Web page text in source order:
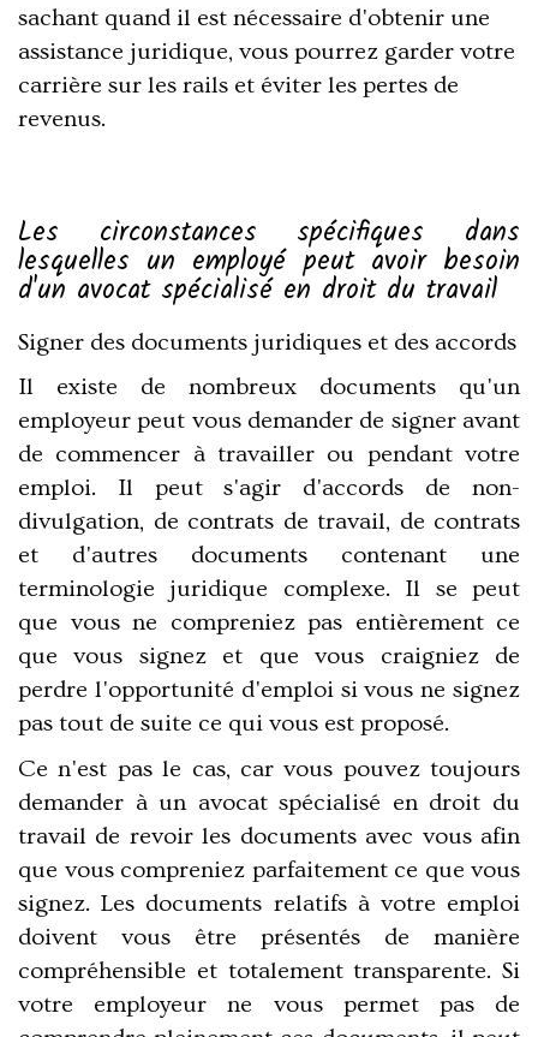
sachant quand il est nécessaire d'obtenir une
assistance juridique, vous pourrez garder votre
carrière sur les rails et éviter les pertes de
revenus.
Les circonstances spécifiques dans
lesquelles un employé peut avoir besoin
d'un avocat spécialisé en droit du travail
Signer des documents juridiques et des accords
Il existe de nombreux documents qu'un
employeur peut vous demander de signer avant
de commencer à travailler ou pendant votre
emploi. Il peut s'agir d'accords de non-
divulgation, de contrats de travail, de contrats
et d'autres documents contenant une
terminologie juridique complexe. Il se peut
que vous ne compreniez pas entièrement ce
que vous signez et que vous craigniez de
perdre l'opportunité d'emploi si vous ne signez
pas tout de suite ce qui vous est proposé.
Ce n'est pas le cas, car vous pouvez toujours
demander à un avocat spécialisé en droit du
travail de revoir les documents avec vous afin
que vous compreniez parfaitement ce que vous
signez. Les documents relatifs à votre emploi
doivent vous être présentés de manière
compréhensible et totalement transparente. Si
votre employeur ne vous permet pas de